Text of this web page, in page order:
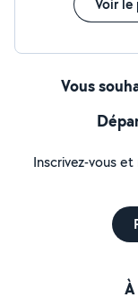
Voir le
Vous
Inscrivez-vous